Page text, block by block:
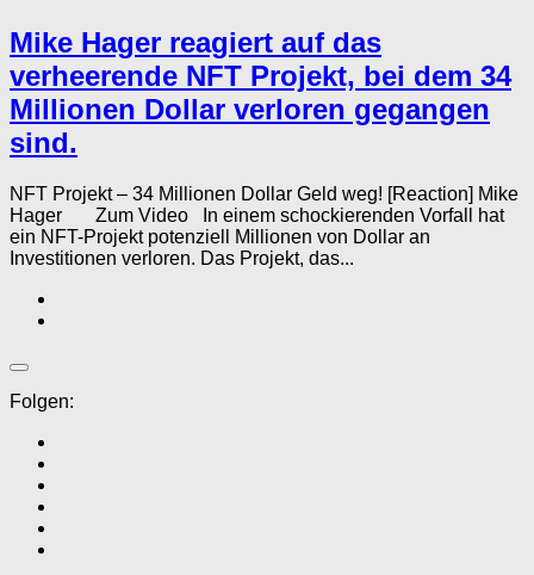
Mike Hager reagiert auf das
verheerende NFT Projekt, bei dem 34
Millionen Dollar verloren gegangen
sind.
NFT Projekt – 34 Millionen Dollar Geld weg! [Reaction] Mike
Hager Zum Video In einem schockierenden Vorfall hat
ein NFT-Projekt potenziell Millionen von Dollar an
Investitionen verloren. Das Projekt, das...
Folgen: